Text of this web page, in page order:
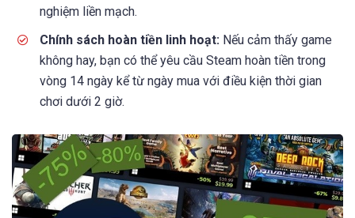
nghiệm liền mạch.
Chính sách hoàn tiền linh hoạt: Nếu cảm thấy game
không hay, bạn có thể yêu cầu Steam hoàn tiền trong
vòng 14 ngày kể từ ngày mua với điều kiện thời gian
chơi dưới 2 giờ.